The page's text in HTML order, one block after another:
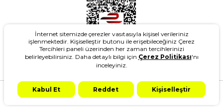
- Slazenger.com.tr - Tüm Hakları Saklıdır.
Design & Marketing: Adgrey T-Soft #OD 2021 Copyright
İnternet sitemizde çerezler vasıtasıyla kişisel verileriniz
işlenmektedir. Kişiselleştir butonu ile erişebileceğiniz Çerez
Tercihleri paneli üzerinden her zaman tercihlerinizi
belirleyebilirsiniz. Daha detaylı bilgi için Çerez Politikası'nı
inceleyiniz.
Kabul Et Reddet Kişiselleştir